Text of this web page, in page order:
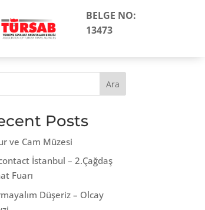
BELGE NO:
13473
Ara
Posts
ve Cam Müzesi
İstanbul – 2.Çağdaş
Fuarı
Düşeriz – Olcay